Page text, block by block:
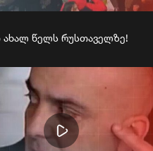
წელს რუსთაველზე!